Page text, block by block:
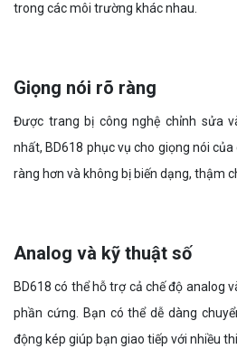
trong các môi trường khác nhau.
Giọng nói rõ ràng
Được trang bị công nghệ chỉnh sửa
nhất, BD618 phục vụ cho giọng nói
ràng hơn và không bị biến dạng, thậm
Analog và kỹ thuật số
BD618 có thể hỗ trợ cả chế độ analog
phần cứng. Bạn có thể dễ dàng
động kép giúp bạn giao tiếp với nhiều